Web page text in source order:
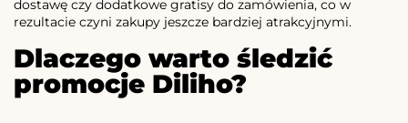
dostawę czy dodatkowe gratisy do zamówienia, co w
rezultacie czyni zakupy jeszcze bardziej atrakcyjnymi.
Dlaczego warto śledzić
promocje Diliho?